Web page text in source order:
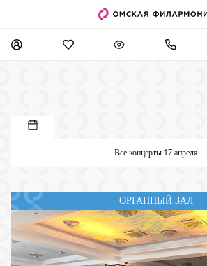
Все концерты 17 апреля
ОРГАННЫЙ ЗАЛ